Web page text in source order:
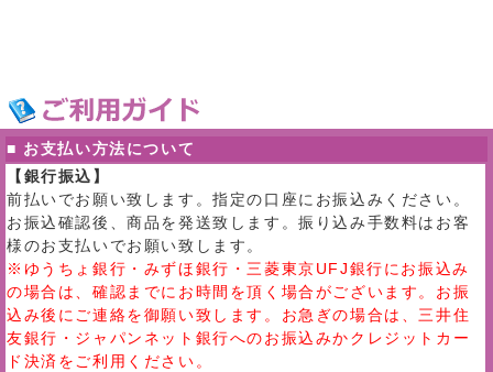
■ お支払い方法について
【銀行振込】
前払いでお願い致します。指定の口座にお振込みください。
お振込確認後、商品を発送致します。振り込み手数料はお客
様のお支払いでお願い致します。
※ゆうちょ銀行・みずほ銀行・三菱東京UFJ銀行にお振込み
の場合は、確認までにお時間を頂く場合がございます。お振
込み後にご連絡を御願い致します。お急ぎの場合は、三井住
友銀行・ジャパンネット銀行へのお振込みかクレジットカー
ド決済をご利用ください。